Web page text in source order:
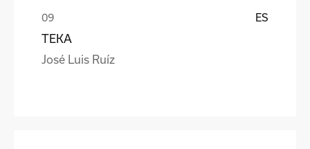
ES
TEKA
José Luis Ruíz